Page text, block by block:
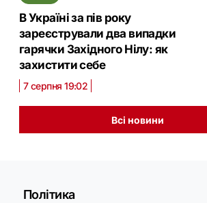
В Україні за пів року
зареєстрували два випадки
гарячки Західного Нілу: як
захистити себе
7 серпня 19:02
Всі новини
Політика